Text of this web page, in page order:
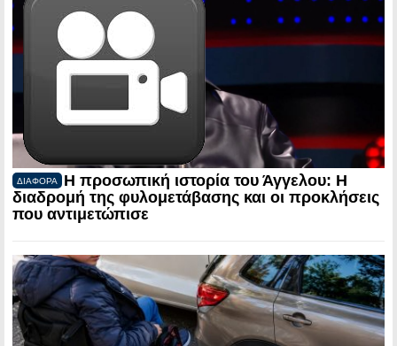
ΔΙΑΦΟΡΑ
Η προσωπική ιστορία του Άγγελου: Η
διαδρομή της φυλομετάβασης και οι προκλήσεις
που αντιμετώπισε